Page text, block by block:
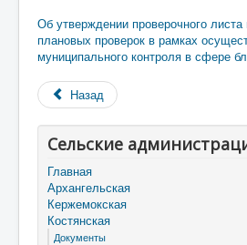
Об утверждении проверочного
плановых проверок в рамках
муниципального контроля в сфере
Назад
Сельские
Главная
Архангельская
Кержемокская
Костянская
Документы